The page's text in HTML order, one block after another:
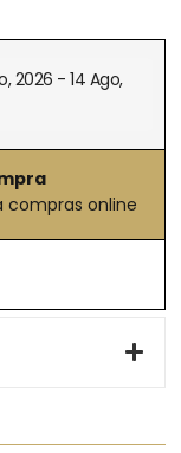
2026 - 14 Ago,
compras online